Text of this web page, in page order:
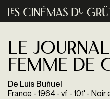
Aller au contenu principal
Le
femme de
De Luis Buñuel
France - 1964 - vf - 101' -